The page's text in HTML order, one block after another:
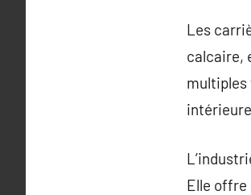
Les
calcaire,
multiples
Elle offre